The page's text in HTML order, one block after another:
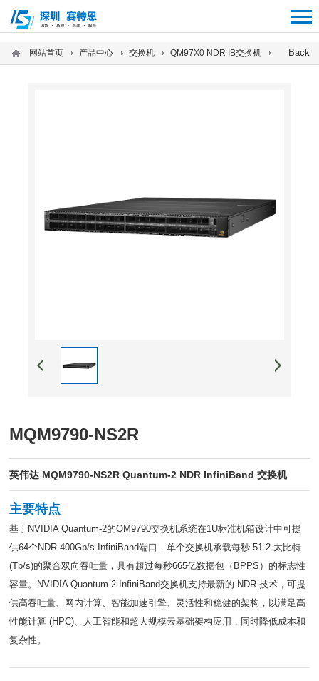
Back
网站首页 产品中心 交换机 QM97X0 NDR IB交换机
MQM9790-NS2R
英伟达 MQM9790-NS2R Quantum-2 NDR InfiniBand 交换机
主要特点
基于NVIDIA Quantum-2的QM9790交换机系统在1U标准机箱设计中可提
供64个NDR 400Gb/s InfiniBand端口，单个交换机承载每秒 51.2 太比特
(Tb/s)的聚合双向吞吐量，具有超过每秒665亿数据包（BPPS）的标志性
容量。NVIDIA Quantum-2 InfiniBand交换机支持最新的 NDR 技术，可提
供高吞吐量、网内计算、智能加速引擎、灵活性和稳健的架构，以满足高
性能计算 (HPC)、人工智能和超大规模云基础架构应用，同时降低成本和
复杂性。